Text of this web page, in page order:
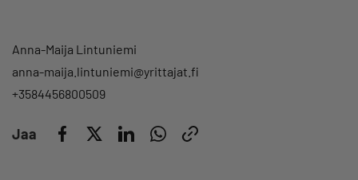
Anna-Maija Lintuniemi
anna-maija.lintuniemi@yrittajat.fi
+3584456800509
Jaa